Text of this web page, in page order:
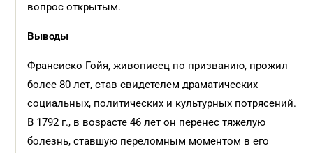
вопрос открытым.
Выводы
Франсиско Гойя, живописец по призванию, прожил
более 80 лет, став свидетелем драматических
социальных, политических и культурных потрясений.
В 1792 г., в возрасте 46 лет он перенес тяжелую
болезнь, ставшую переломным моментом в его